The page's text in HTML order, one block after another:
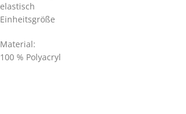
elastisch
Einheitsgröße
Material:
100 % Polyacryl